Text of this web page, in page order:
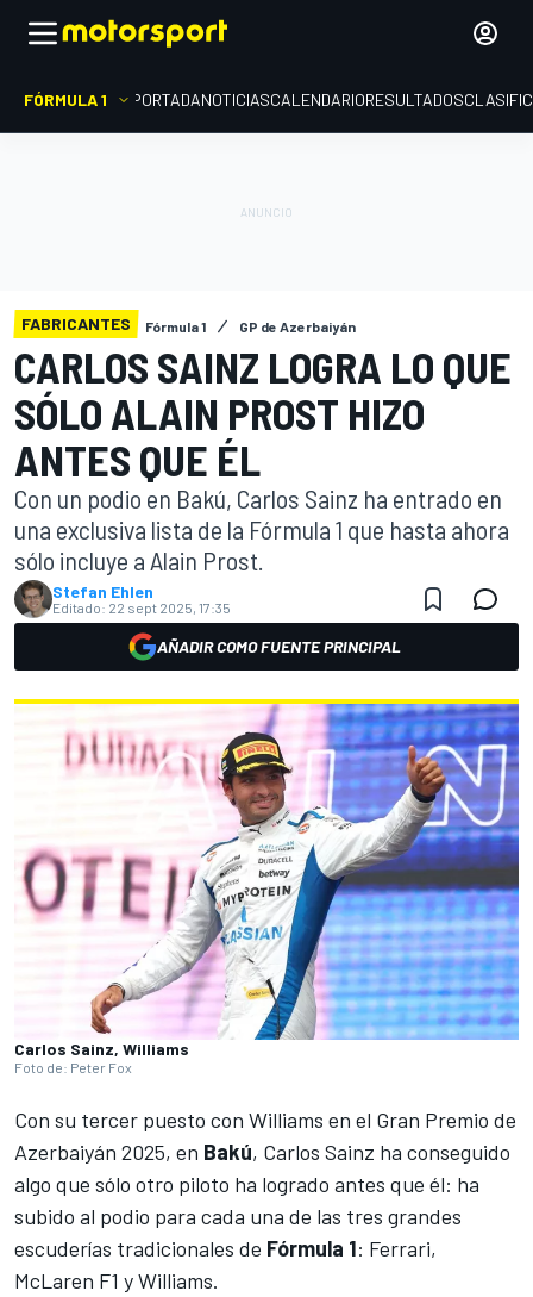
FÓRMULA 1 PORTADANOTICIASCALENDARIORESULTADOS
FABRICANTES Fórmula 1 GP de Azerbaiyán
CARLOS SAINZ LOGRA LO QUE
SÓLO ALAIN PROST HIZO
ANTES QUE ÉL
Con un podio en Bakú, Carlos Sainz ha entrado en
una exclusiva lista de la Fórmula 1 que hasta ahora
sólo incluye a Alain Prost.
Stefan Ehlen
Editado: 22 sept 2025, 17:35
AÑADIR COMO FUENTE PRINCIPAL
Carlos Sainz, Williams
Foto de: Peter Fox
Con su tercer puesto con Williams en el Gran Premio de
Azerbaiyán 2025, en Bakú, Carlos Sainz ha conseguido
algo que sólo otro piloto ha logrado antes que él: ha
subido al podio para cada una de las tres grandes
escuderías tradicionales de Fórmula 1: Ferrari,
McLaren F1 yWilliams.